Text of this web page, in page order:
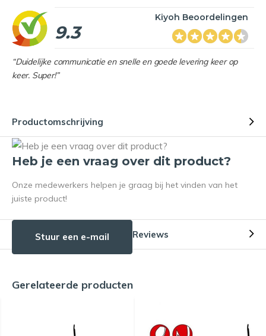
9.3
Kiyoh Beoordelingen
“Duidelijke communicatie en snelle en goede levering keer op
keer. Super!”
Productomschrijving
Heb je een vraag over dit product?
Onze medewerkers helpen je graag bij het vinden van het
juiste product!
Stuur een e-mail Reviews
Gerelateerde producten